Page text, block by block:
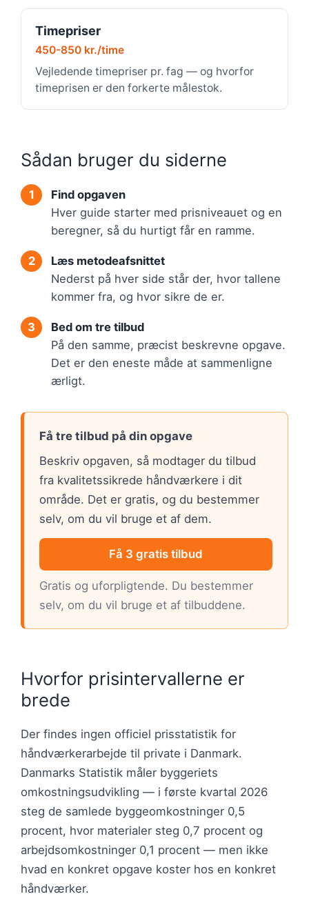
Timepriser
450-850 kr./time
Vejledende timepriser pr. fag — og hvorfor
timeprisen er den forkerte målestok.
Sådan bruger du siderne
Find opgaven
Hver guide starter med prisniveauet og en
beregner, så du hurtigt får en ramme.
Læs metodeafsnittet
Nederst på hver side står der, hvor tallene
kommer fra, og hvor sikre de er.
Bed om tre tilbud
På den samme, præcist beskrevne opgave.
Det er den eneste måde at sammenligne
ærligt.
Få tre tilbud på din opgave
Beskriv opgaven, så modtager du tilbud
fra kvalitetssikrede håndværkere i dit
område. Det er gratis, og du bestemmer
selv, om du vil bruge et af dem.
Få 3 gratis tilbud
Gratis og uforpligtende. Du bestemmer
selv, om du vil bruge et af tilbuddene.
Hvorfor prisintervallerne er
brede
Der findes ingen officiel prisstatistik for
håndværkerarbejde til private i Danmark.
Danmarks Statistik måler byggeriets
omkostningsudvikling — i første kvartal 2026
steg de samlede byggeomkostninger 0,5
procent, hvor materialer steg 0,7 procent og
arbejdsomkostninger 0,1 procent — men ikke
hvad en konkret opgave koster hos en konkret
håndværker.